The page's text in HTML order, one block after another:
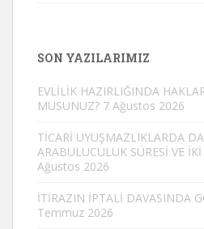
SON YAZILARIMIZ
EVLİLİK HAZIRLIĞINDA
MUSUNUZ? 7 Ağustos 2026
TİCARİ UYUŞMAZLIKLARDA
ARABULUCULUK SÜRESİ VE
Ağustos 2026
İTİRAZIN İPTALİ DAVASINDA
Temmuz 2026